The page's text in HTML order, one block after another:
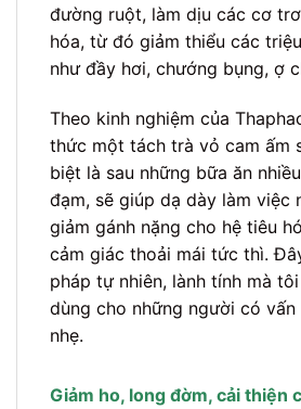
đường ruột, làm dịu các cơ
hóa, từ đó giảm thiểu các
như đầy hơi, chướng bụng, ợ
Theo kinh nghiệm của
thức một tách trà vỏ cam ấm
biệt là sau những bữa ăn
đạm, sẽ giúp dạ dày làm việc
giảm gánh nặng cho hệ tiêu
cảm giác thoải mái tức thì.
pháp tự nhiên, lành tính mà
dùng cho những người có vấn
nhẹ.
Giảm ho, long đờm, cải thiện